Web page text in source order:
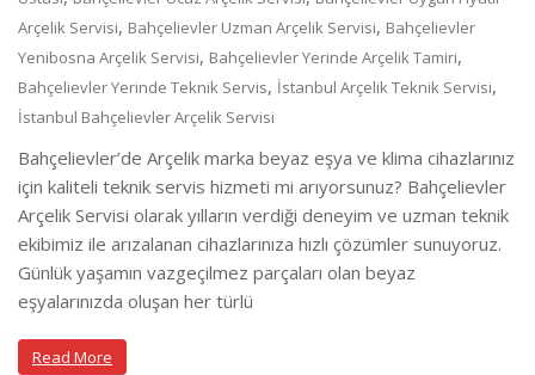
Arçelik Servisi, Bahçelievler Uzman Arçelik Servisi, Bahçelievler
Yenibosna Arçelik Servisi, Bahçelievler Yerinde Arçelik Tamiri,
Bahçelievler Yerinde Teknik Servis, İstanbul Arçelik Teknik Servisi,
İstanbul Bahçelievler Arçelik Servisi
Bahçelievler’de Arçelik marka beyaz eşya ve klima cihazlarınız
için kaliteli teknik servis hizmeti mi arıyorsunuz? Bahçelievler
Arçelik Servisi olarak yılların verdiği deneyim ve uzman teknik
ekibimiz ile arızalanan cihazlarınıza hızlı çözümler sunuyoruz.
Günlük yaşamın vazgeçilmez parçaları olan beyaz
eşyalarınızda oluşan her türlü
Read More